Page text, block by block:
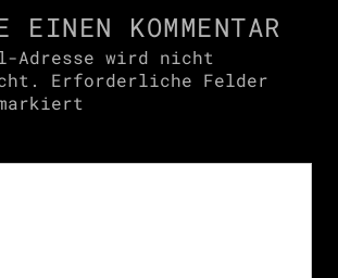
EINEN KOMMENTAR
Adresse wird nicht
Erforderliche Felder